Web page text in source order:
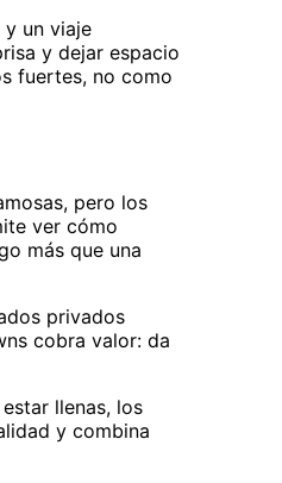
un viaje
y dejar espacio
fuertes, no como
pero los
ver cómo
más que una
privados
cobra valor: da
llenas, los
y combina